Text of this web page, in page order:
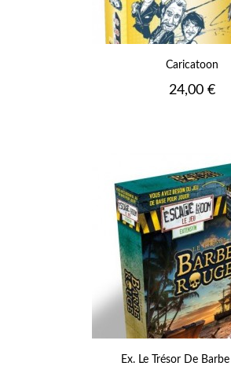
Caricatoon
Prix
24,00 €
Ex. Le Trésor De